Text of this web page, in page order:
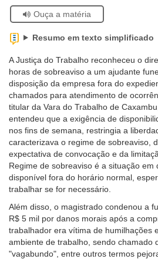
Acervo
Histórico
Se
estiver
usando
leitor
de
tela,
ignore
este
botão.
Ele
é
um
recurso
de
acessibilidade
para
com
baixa
visão.
Ouça a matéria
Resumo em texto simplificado
A Justiça do Trabalho reconheceu o
horas de sobreaviso a um ajudante
disposição da empresa fora do
chamados para atendimento de
titular da Vara do Trabalho de
entendeu que a exigência de
nos fins de semana, restringia a
caracterizava o regime de sobreaviso,
expectativa de convocação e da
Regime de sobreaviso é a situação em
disponível fora do horário normal,
trabalhar se for necessário.
Além disso, o magistrado condenou a
R$ 5 mil por danos morais após a
trabalhador era vítima de humilhações
ambiente de trabalho, sendo chamado
"vagabundo", entre outros termos